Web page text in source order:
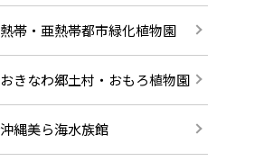
熱帯・亜熱帯都市緑化植物園
おきなわ郷土村・おもろ植物園
沖縄美ら海水族館